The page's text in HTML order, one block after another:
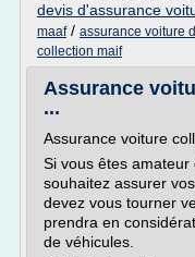
devis d'assurance
maaf/ assurance voiture
collection maif
Assurance
...
Assurance voiture
Si vous êtes
souhaitez assurer
devez vous tourner
prendra en
de véhicules.